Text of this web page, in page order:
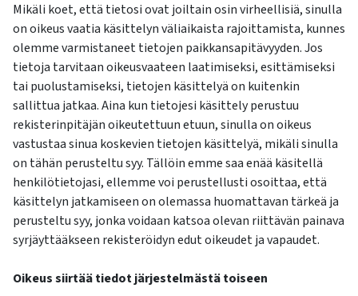
Mikäli koet, että tietosi ovat joiltain osin virheellisiä, sinulla
on oikeus vaatia käsittelyn väliaikaista rajoittamista, kunnes
olemme varmistaneet tietojen paikkansapitävyyden. Jos
tietoja tarvitaan oikeusvaateen laatimiseksi, esittämiseksi
tai puolustamiseksi, tietojen käsittelyä on kuitenkin
sallittua jatkaa. Aina kun tietojesi käsittely perustuu
rekisterinpitäjän oikeutettuun etuun, sinulla on oikeus
vastustaa sinua koskevien tietojen käsittelyä, mikäli sinulla
on tähän perusteltu syy. Tällöin emme saa enää käsitellä
henkilötietojasi, ellemme voi perustellusti osoittaa, että
käsittelyn jatkamiseen on olemassa huomattavan tärkeä ja
perusteltu syy, jonka voidaan katsoa olevan riittävän painava
syrjäyttääkseen rekisteröidyn edut oikeudet ja vapaudet.
Oikeus siirtää tiedot järjestelmästä toiseen